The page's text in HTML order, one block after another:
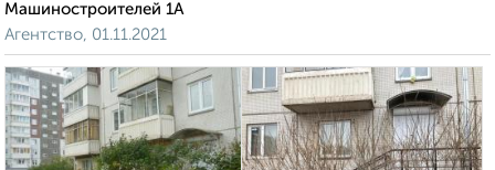
Машиностроителей 1А
Агентство, 01.11.2021